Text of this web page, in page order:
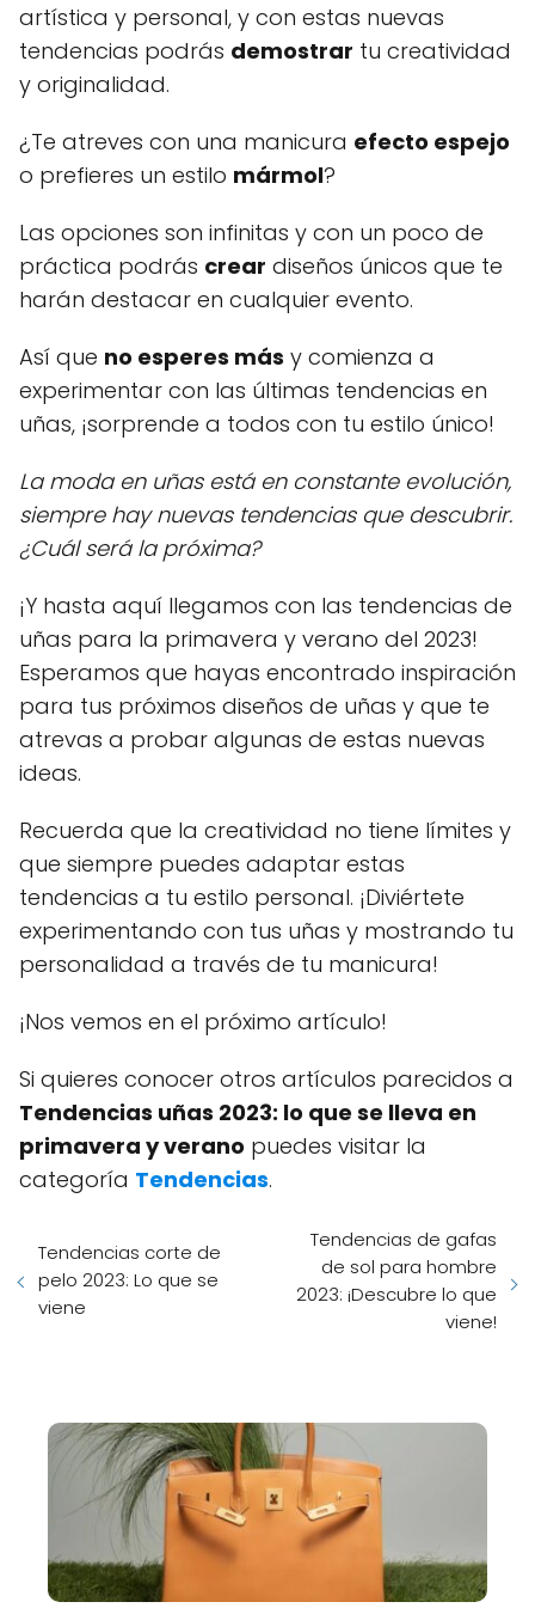
artística y personal, y con estas nuevas
tendencias podrás demostrar tu creatividad
y originalidad.
¿Te atreves con una manicura efecto espejo
o prefieres un estilo mármol?
Las opciones son infinitas y con un poco de
práctica podrás crear diseños únicos que te
harán destacar en cualquier evento.
Así que no esperes más y comienza a
experimentar con las últimas tendencias en
uñas, ¡sorprende a todos con tu estilo único!
La moda en uñas está en constante evolución,
siempre hay nuevas tendencias que descubrir.
¿Cuál será la próxima?
¡Y hasta aquí llegamos con las tendencias de
uñas para la primavera y verano del 2023!
Esperamos que hayas encontrado inspiración
para tus próximos diseños de uñas y que te
atrevas a probar algunas de estas nuevas
ideas.
Recuerda que la creatividad no tiene límites y
que siempre puedes adaptar estas
tendencias a tu estilo personal. ¡Diviértete
experimentando con tus uñas y mostrando tu
personalidad a través de tu manicura!
¡Nos vemos en el próximo artículo!
Si quieres conocer otros artículos parecidos a
Tendencias uñas 2023: lo que se lleva en
primavera y verano puedes visitar la
categoría Tendencias.
Tendencias corte de
pelo 2023: Lo que se
viene
Tendencias de gafas
de sol para hombre
2023: ¡Descubre lo que
viene!